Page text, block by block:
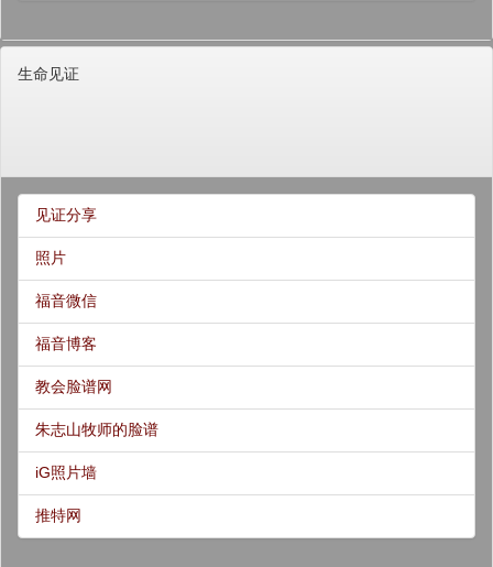
生命见证
见证分享
照片
福音微信
福音博客
教会脸谱网
朱志山牧师的脸谱
iG照片墙
推特网